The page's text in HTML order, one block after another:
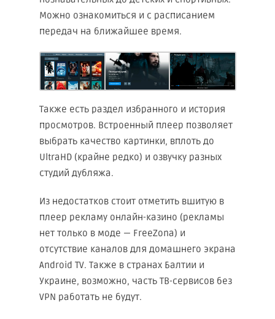
Можно ознакомиться и с расписанием
передач на ближайшее время.
Также есть раздел избранного и история
просмотров. Встроенный плеер позволяет
выбрать качество картинки, вплоть до
UltraHD (крайне редко) и озвучку разных
студий дубляжа.
Из недостатков стоит отметить вшитую в
плеер рекламу онлайн-казино (рекламы
нет только в моде — FreeZona) и
отсутствие каналов для домашнего экрана
Android TV. Также в странах Балтии и
Украине, возможно, часть ТВ-сервисов без
VPN работать не будут.